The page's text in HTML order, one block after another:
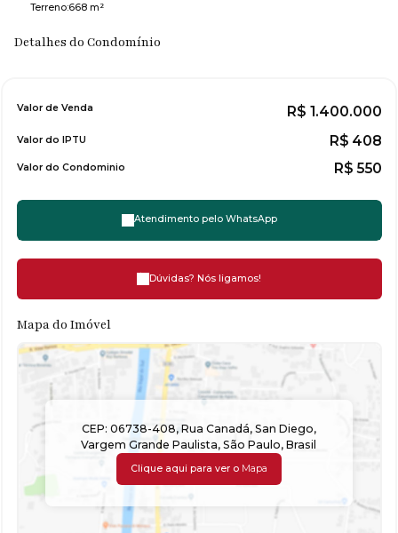
Terreno:668 m²
Detalhes do Condomínio
R$ 1.400.000
Valor de Venda
Valor do IPTU R$ 408
Valor do Condominio R$ 550
Atendimento pelo WhatsApp
Dúvidas? Nós ligamos!
Mapa do Imóvel
CEP: 06738-408, Rua Canadá, San Diego,
Vargem Grande Paulista,São Paulo,Brasil
Clique aqui para ver o Mapa